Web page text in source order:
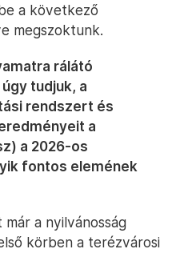
a következő
megszoktunk.
rálátó
tudjuk, a
rendszert és
a
a 2026-os
fontos elemének
a nyilvánosság
körben a terézvárosi